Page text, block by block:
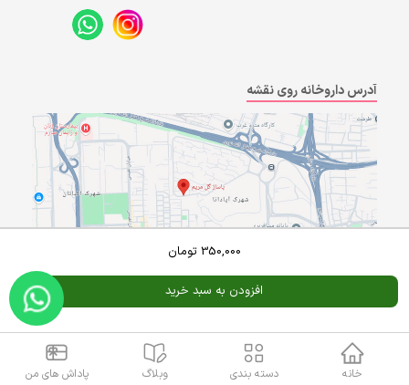
350,000 تومان
افزودن به سبد خرید
آدرس داروخانه روی نقشه
A Pluss
Powered By
خانه دسته بندی وبلاگ پاداش های من